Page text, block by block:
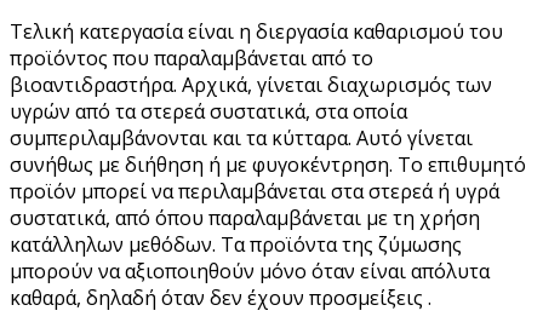
Τελική κατεργασία είναι η διεργασία καθαρισμού του
προϊόντος που παραλαμβάνεται από το
βιοαντιδραστήρα. Αρχικά, γίνεται διαχωρισμός των
υγρών από τα στερεά συστατικά, στα οποία
συμπεριλαμβάνονται και τα κύτταρα. Αυτό γίνεται
συνήθως με διήθηση ή με φυγοκέντρηση. Το επιθυμητό
προϊόν μπορεί να περιλαμβάνεται στα στερεά ή υγρά
συστατικά, από όπου παραλαμβάνεται με τη χρήση
κατάλληλων μεθόδων. Τα προϊόντα της ζύμωσης
μπορούν να αξιοποιηθούν μόνο όταν είναι απόλυτα
καθαρά, δηλαδή όταν δεν έχουν προσμείξεις .